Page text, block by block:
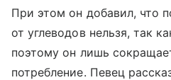
При этом он добавил, что
от углеводов нельзя, так
поэтому он лишь
потребление. Певец